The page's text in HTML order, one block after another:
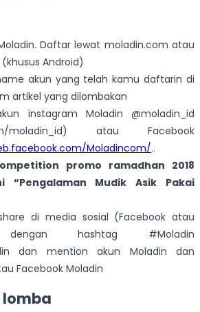
Daftar lewat moladin.com atau
Android)
akun yang telah kamu daftarin di
artikel yang dilombakan
instagram Moladin @moladin_id
moladin_id) atau Facebook
Moladincom/..
promo ramadhan 2018
“Pengalaman Mudik Asik Pakai
di media sosial (Facebook atau
dengan hashtag #Moladin
dan mention akun Moladin dan
Facebook Moladin